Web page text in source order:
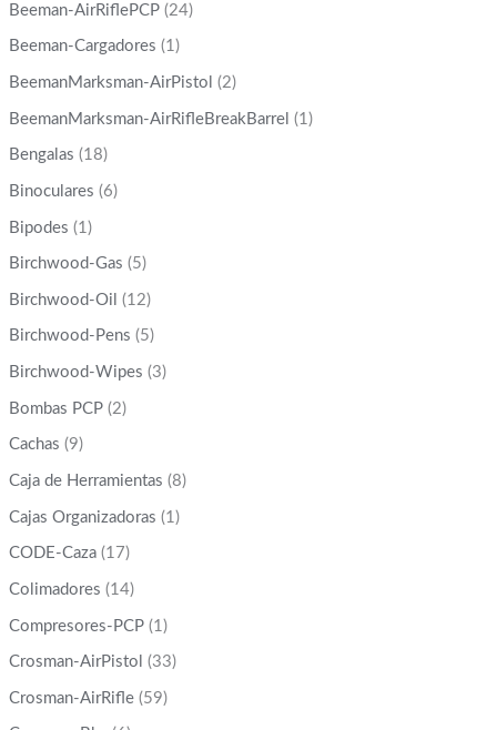
Beeman-AirRiflePCP (24)
Beeman-Cargadores (1)
BeemanMarksman-AirPistol (2)
BeemanMarksman-AirRifleBreakBarrel (1)
Bengalas (18)
Binoculares (6)
Bipodes (1)
Birchwood-Gas (5)
Birchwood-Oil (12)
Birchwood-Pens (5)
Birchwood-Wipes (3)
Bombas PCP (2)
Cachas (9)
Caja de Herramientas (8)
Cajas Organizadoras (1)
CODE-Caza (17)
Colimadores (14)
Compresores-PCP (1)
Crosman-AirPistol (33)
Crosman-AirRifle (59)